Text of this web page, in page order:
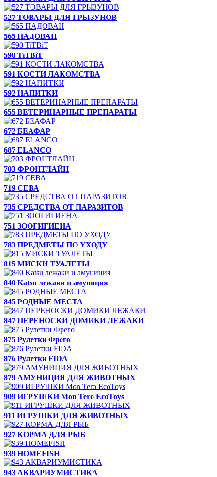
527 ТОВАРЫ ДЛЯ ГРЫЗУНОВ
565 ПАДОВАН
590 TiTBiT
591 КОСТИ ЛАКОМСТВА
592 НАПИТКИ
655 ВЕТЕРИНАРНЫЕ ПРЕПАРАТЫ
672 БЕАФАР
687 ELANCO
703 ФРОНТЛАЙН
719 СЕВА
735 СРЕДСТВА ОТ ПАРАЗИТОВ
751 ЗООГИГИЕНА
783 ПРЕДМЕТЫ ПО УХОДУ
815 МИСКИ ТУАЛЕТЫ
840 Katsu лежаки и амуниция
845 РОДНЫЕ МЕСТА
847 ПЕРЕНОСКИ ДОМИКИ ЛЕЖАКИ
875 Рулетки Фрего
876 Рулетки FIDA
879 АМУНИЦИЯ ДЛЯ ЖИВОТНЫХ
909 ИГРУШКИ Mon Tero EcoToys
911 ИГРУШКИ ДЛЯ ЖИВОТНЫХ
927 КОРМА ДЛЯ РЫБ
939 HOMEFISH
943 АКВАРИУМИСТИКА